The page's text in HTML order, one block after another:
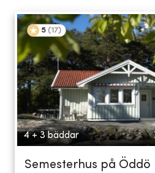
5 (17)
4 + 3 bäddar
Semesterhus på Öddö